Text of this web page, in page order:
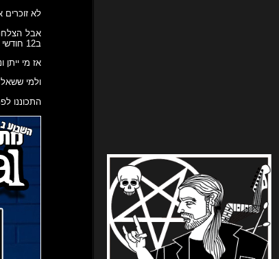
לא
אבל
ב12 חודשי השנה, ורק יכולים לאחל לכולם שנה עם מוזיקה טובה שכזו!
אז מי ייתן ונעבור את
ולמי ששאל
התכוננו